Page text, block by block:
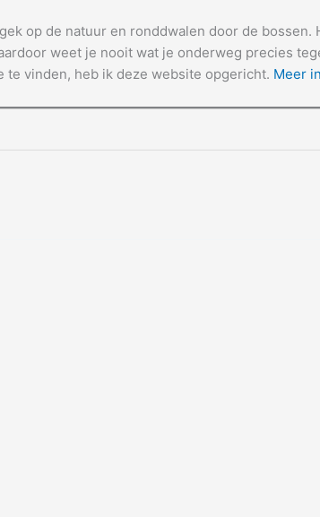
op de natuur en ronddwalen door de
weet je nooit wat je onderweg precies
te vinden, heb ik deze website opgericht. Meer